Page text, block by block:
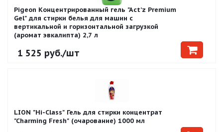
Pigeon Концентрированный гель "Act’z Premium
Gel" для стирки белья для машин с
вертикальной и горизонтальной загрузкой
(аромат эвкалипта) 2,7 л
1 525 руб./шт
LION "Hi-Class" Гель для стирки концентрат
"Charming Fresh" (очарование) 1000 мл